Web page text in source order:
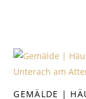
GEMÄLDE |